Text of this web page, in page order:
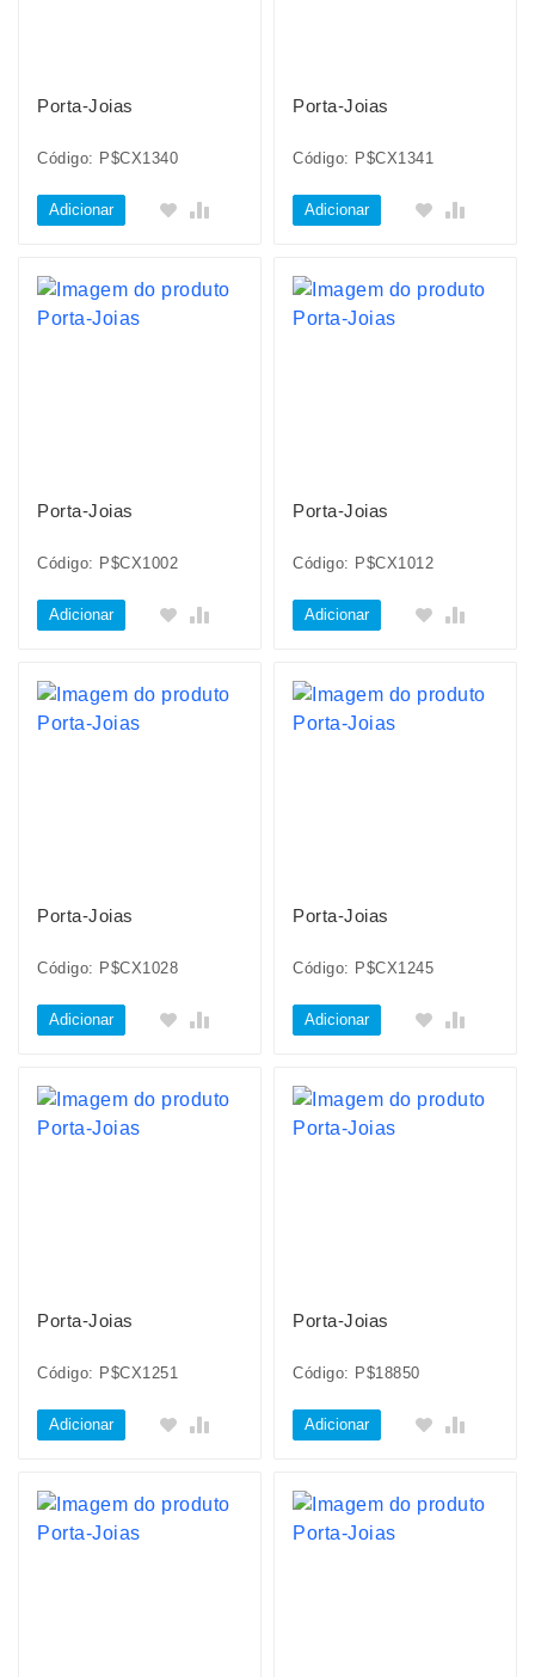
Porta-Joias
Código: P$CX1340
Adicionar
Porta-Joias
Código: P$CX1341
Adicionar
Porta-Joias
Código: P$CX1002
Adicionar
Porta-Joias
Código: P$CX1012
Adicionar
Porta-Joias
Código: P$CX1028
Adicionar
Porta-Joias
Código: P$CX1245
Adicionar
Porta-Joias
Código: P$CX1251
Adicionar
Porta-Joias
Código: P$18850
Adicionar